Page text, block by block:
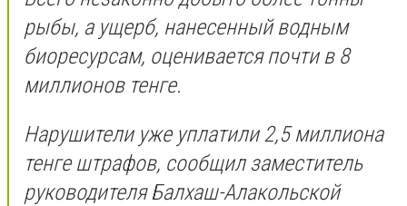
рыбы, а ущерб, нанесенный водным
биоресурсам, оценивается почти в 8
миллионов тенге.
Нарушители уже уплатили 2,5 миллиона
тенге штрафов, сообщил заместитель
руководителя Балхаш-Алакольской